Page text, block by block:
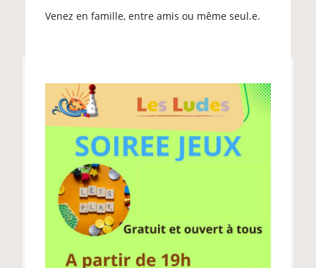
Venez en famille, entre amis ou même seul.e.